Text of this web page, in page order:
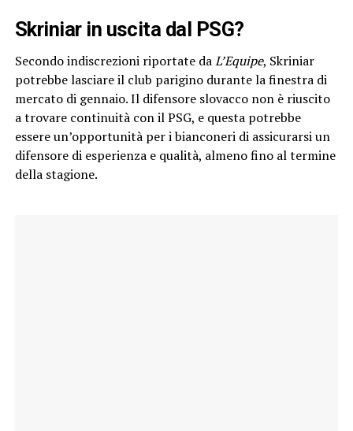
Skriniar in uscita dal PSG?
Secondo indiscrezioni riportate daL’Equipe, Skriniar
potrebbe lasciare il club parigino durante la finestra di
mercato di gennaio. Il difensore slovacco non è riuscito
a trovare continuità con il PSG, e questa potrebbe
essere un’opportunità per i bianconeri di assicurarsi un
difensore di esperienza e qualità, almeno fino al termine
della stagione.